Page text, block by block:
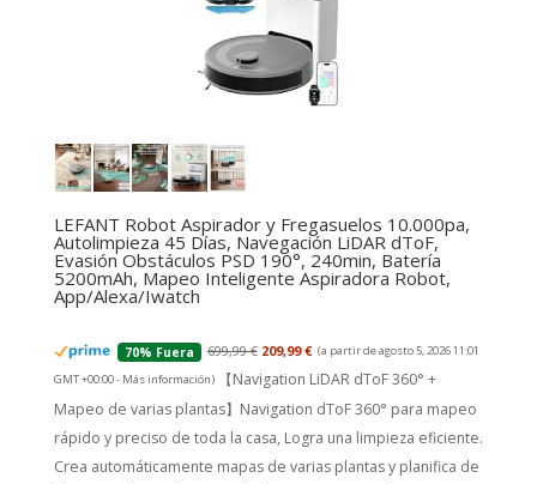
LEFANT Robot Aspirador y Fregasuelos 10.000pa,
Autolimpieza 45 Días, Navegación LiDAR dToF,
Evasión Obstáculos PSD 190°, 240min, Batería
5200mAh, Mapeo Inteligente Aspiradora Robot,
App/Alexa/Iwatch
70% Fuera 699,99 € 209,99 € (a partir de agosto 5, 2026 11:01
GMT +00:00 - Más información)
【Navigation LiDAR dToF 360° +
Mapeo de varias plantas】Navigation dToF 360° para mapeo
rápido y preciso de toda la casa, Logra una limpieza eficiente.
Crea automáticamente mapas de varias plantas y planifica de